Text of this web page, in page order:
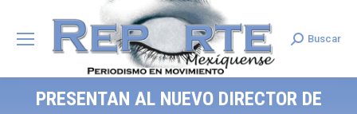
Search:
Buscar
PRESENTAN AL NUEVO DIRECTOR DE